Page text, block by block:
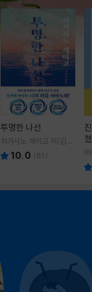
투명한 나선
히가시노 게이고 저/김선
영 역10.0 (61 )